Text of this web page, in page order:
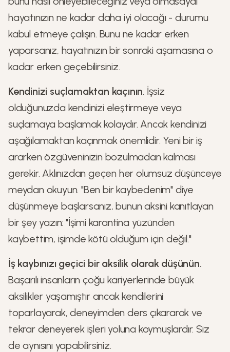
hayatınızın ne kadar daha iyi olacağı - durumu
kabul etmeye çalışın. Bunu ne kadar erken
yaparsanız, hayatınızın bir sonraki aşamasına o
kadar erken geçebilirsiniz.
Kendinizi suçlamaktan kaçının. İşsiz
olduğunuzda kendinizi eleştirmeye veya
suçlamaya başlamak kolaydır. Ancak kendinizi
aşağılamaktan kaçınmak önemlidir. Yeni bir iş
ararken özgüveninizin bozulmadan kalması
gerekir. Aklınızdan geçen her olumsuz düşünceye
meydan okuyun. "Ben bir kaybedenim" diye
düşünmeye başlarsanız, bunun aksini kanıtlayan
bir şey yazın: "İşimi karantina yüzünden
kaybettim, işimde kötü olduğum için değil."
İş kaybınızı geçici bir aksilik olarak düşünün.
Başarılı insanların çoğu kariyerlerinde büyük
aksilikler yaşamıştır ancak kendilerini
toparlayarak, deneyimden ders çıkararak ve
tekrar deneyerek işleri yoluna koymuşlardır. Siz
de aynısını yapabilirsiniz.